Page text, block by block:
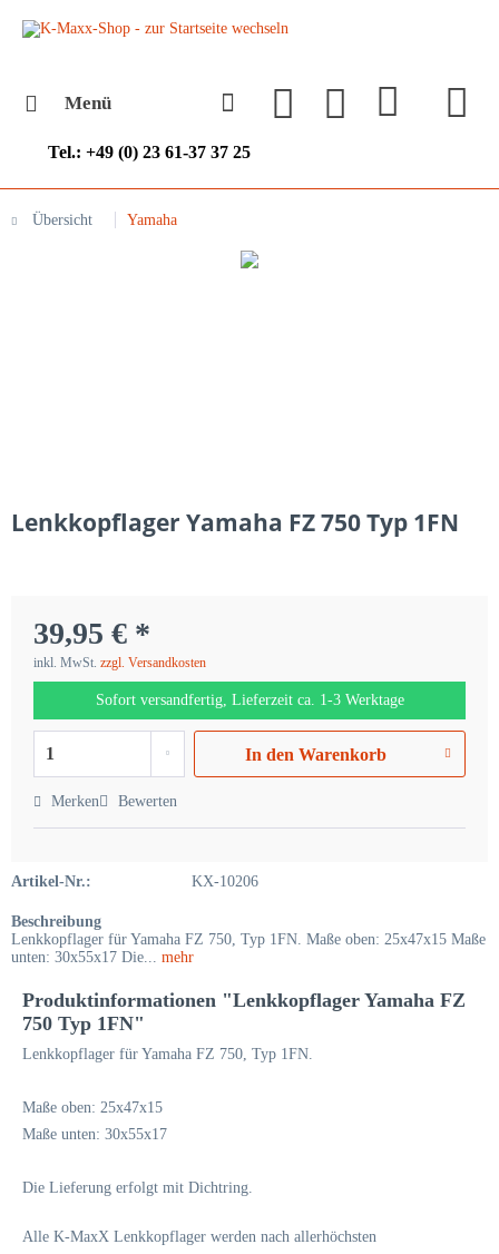
Tel.: +49 (0) 23 61-37 37 25
Menü
Übersicht Yamaha
Lenkkopflager Yamaha FZ 750 Typ 1FN
39,95 € *
inkl. MwSt. zzgl. Versandkosten
Sofort versandfertig, Lieferzeit ca. 1-3 Werktage
In den Warenkorb
Merken Bewerten
Artikel-Nr.: KX-10206
Beschreibung
Lenkkopflager für Yamaha FZ 750, Typ 1FN. Maße oben: 25x47x15 Maße
unten: 30x55x17 Die... mehr
Produktinformationen "Lenkkopflager Yamaha FZ
750 Typ 1FN"
Lenkkopflager für Yamaha FZ 750, Typ 1FN.
Maße oben: 25x47x15
Maße unten: 30x55x17
Die Lieferung erfolgt mit Dichtring.
Alle K-MaxX Lenkkopflager werden nach allerhöchsten